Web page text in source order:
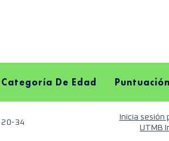
Categoría De Edad Puntuación
20-34
Inicia sesión
UTMB